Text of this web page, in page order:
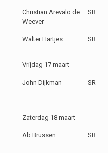
Christian Arevalo de
Weever
SR
Walter Hartjes SR
Vrijdag 17 maart
John Dijkman SR
Zaterdag 18 maart
Ab Brussen SR